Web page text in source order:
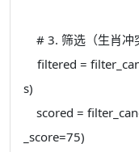
# 3. 筛选（生肖冲
filtered =
s)
scored =
_score=75)